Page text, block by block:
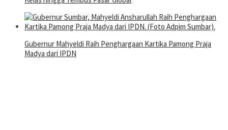
Gubernur Mahyeldi Raih Penghargaan Kartika Pamong Praja
Madya dari IPDN